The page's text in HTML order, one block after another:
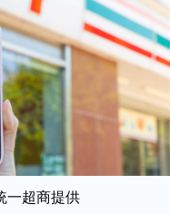
一超商提供